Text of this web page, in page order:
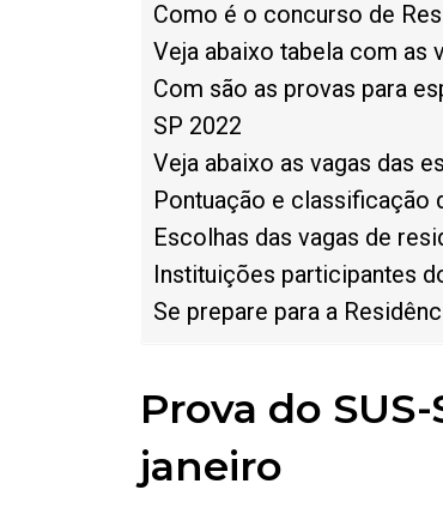
Como é o concurso de
Veja abaixo tabela com as
Com são as provas para
SP 2022
Veja abaixo as vagas das
Pontuação e classificação
Escolhas das vagas de
Instituições participantes
Se prepare para a
Prova do
janeiro